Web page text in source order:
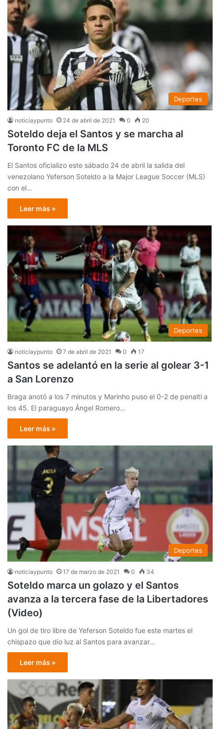
Deportes
noticiaypunto 24 de abril de 2021 0 20
Soteldo deja el Santos y se marcha al
Toronto FC de la MLS
El Santos oficializo este sábado 24 de abril la salida del
venezolano Yeferson Soteldo a la Major League Soccer (MLS)
con el…
Leer más »
Deportes
noticiaypunto 7 de abril de 2021 0 17
Santos se adelantó en la serie al golear 3-1
a San Lorenzo
Braga anotó a los 7 minutos y Marinho puso el 0-2 de penalti a
los 45. El paraguayo Ángel Romero…
Leer más »
Deportes
noticiaypunto 17 de marzo de 2021 0 34
Soteldo marca un golazo y el Santos
avanza a la tercera fase de la Libertadores
(Video)
Un gol de tiro libre de Yeferson Soteldo fue este martes el
chispazo que dio luz al Santos para avanzar…
Leer más »